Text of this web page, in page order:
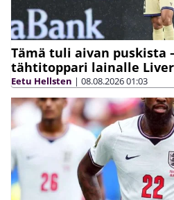
Tämä tuli aivan puskista
tähtitoppari lainalle
Eetu Hellsten | 08.08.202601:03